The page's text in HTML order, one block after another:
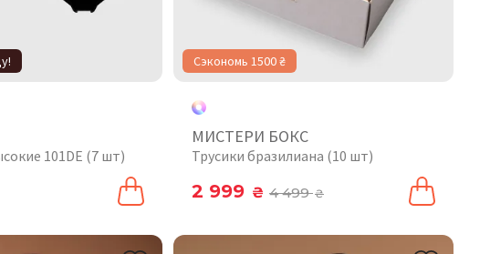
101DE (7 шт)
Сэкономь 1500 ₴
МИСТЕРИ БОКС
Трусики бразилиана (10 шт)
2 999 ₴ 4 499₴